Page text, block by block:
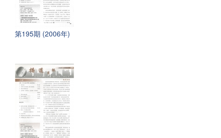
第195期 (2006年)